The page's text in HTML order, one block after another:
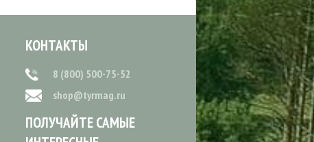
КОНТАКТЫ
8 (800) 500-75-52
shop@tyrmag.ru
ПОЛУЧАЙТЕ САМЫЕ